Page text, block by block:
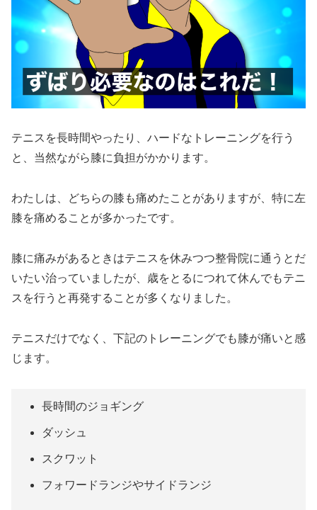
テニスを長時間やったり、ハードなトレーニングを行う
と、当然ながら膝に負担がかかります。
わたしは、どちらの膝も痛めたことがありますが、特に左
膝を痛めることが多かったです。
膝に痛みがあるときはテニスを休みつつ整骨院に通うとだ
いたい治っていましたが、歳をとるにつれて休んでもテニ
スを行うと再発することが多くなりました。
テニスだけでなく、下記のトレーニングでも膝が痛いと感
じます。
長時間のジョギング
ダッシュ
スクワット
フォワードランジやサイドランジ